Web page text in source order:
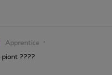
Apprentice
????